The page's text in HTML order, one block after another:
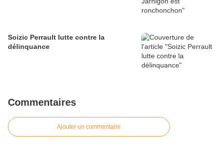
Soizic Perrault lutte contre la
délinquance
Commentaires
Ajouter un commentaire